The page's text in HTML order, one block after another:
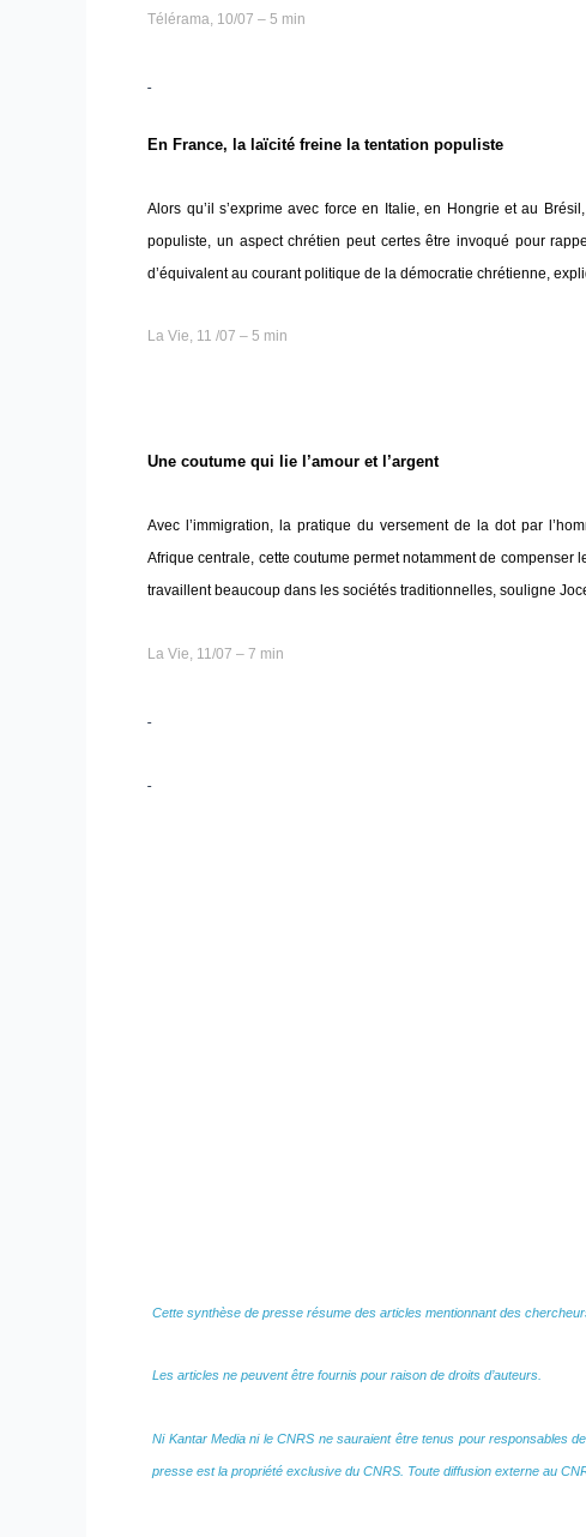
Télérama, 10/07 – 5 min
En France, la laïcité freine la tentation populiste
Alors qu’il s’exprime avec force en Italie, en Hongrie et au
populiste, un aspect chrétien peut certes être invoqué pour
d’équivalent au courant politique de la démocratie chrétienne,
La Vie, 11 /07 – 5 min
Une coutume qui lie l’amour et l’argent
Avec l’immigration, la pratique du versement de la dot par
Afrique centrale, cette coutume permet notamment de
travaillent beaucoup dans les sociétés traditionnelles, souligne
La Vie, 11/07 – 7 min
Cette synthèse de presse résume des articles mentionnant des
Les articles ne peuvent être fournis pour raison de droits d’auteurs.
Ni Kantar Media ni le CNRS ne sauraient être tenus pour responsables
presse est la propriété exclusive du CNRS. Toute diffusion externe au